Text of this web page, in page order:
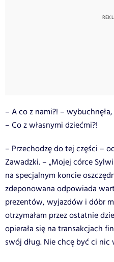
– A co z nami?! –
– Co z własnymi dziećmi?!
– Przechodzę do tej części –
Zawadzki. – „Mojej córce
na specjalnym koncie
zdeponowana odpowiada
prezentów, wyjazdów i dóbr
otrzymałam przez ostatnie
opierała się na transakcjach
swój dług. Nie chcę być ci nic